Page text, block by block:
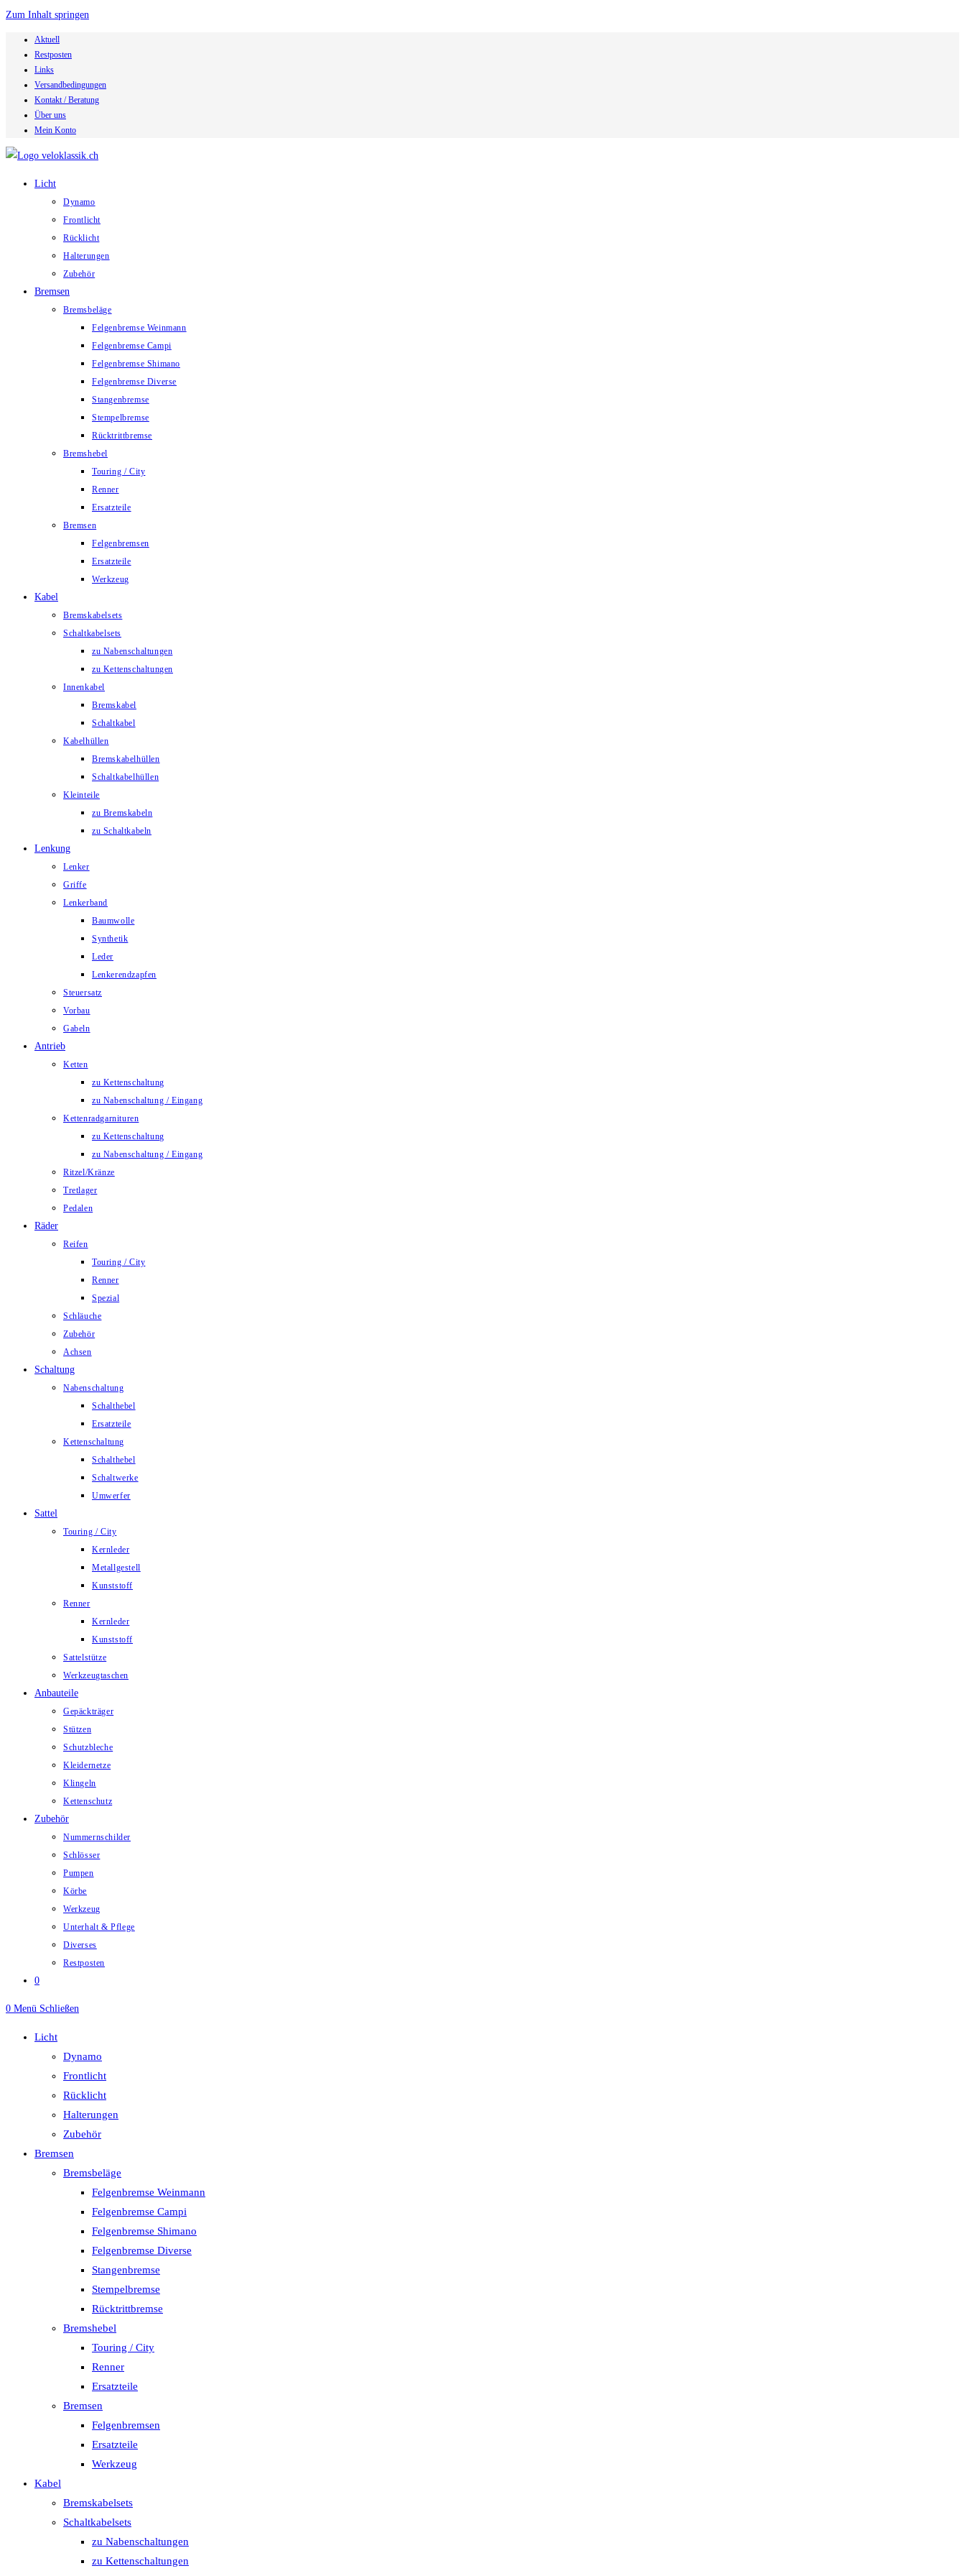
Zum Inhalt springen
Aktuell
Restposten
Links
Versandbedingungen
Kontakt / Beratung
Über uns
Mein Konto
Licht
Dynamo
Frontlicht
Rücklicht
Halterungen
Zubehör
Bremsen
Bremsbeläge
Felgenbremse Weinmann
Felgenbremse Campi
Felgenbremse Shimano
Felgenbremse Diverse
Stangenbremse
Stempelbremse
Rücktrittbremse
Bremshebel
Touring / City
Renner
Ersatzteile
Bremsen
Felgenbremsen
Ersatzteile
Werkzeug
Kabel
Bremskabelsets
Schaltkabelsets
zu Nabenschaltungen
zu Kettenschaltungen
Innenkabel
Bremskabel
Schaltkabel
Kabelhüllen
Bremskabelhüllen
Schaltkabelhüllen
Kleinteile
zu Bremskabeln
zu Schaltkabeln
Lenkung
Lenker
Griffe
Lenkerband
Baumwolle
Synthetik
Leder
Lenkerendzapfen
Steuersatz
Vorbau
Gabeln
Antrieb
Ketten
zu Kettenschaltung
zu Nabenschaltung / Eingang
Kettenradgarnituren
zu Kettenschaltung
zu Nabenschaltung / Eingang
Ritzel/Kränze
Tretlager
Pedalen
Räder
Reifen
Touring / City
Renner
Spezial
Schläuche
Zubehör
Achsen
Schaltung
Nabenschaltung
Schalthebel
Ersatzteile
Kettenschaltung
Schalthebel
Schaltwerke
Umwerfer
Sattel
Touring / City
Kernleder
Metallgestell
Kunststoff
Renner
Kernleder
Kunststoff
Sattelstütze
Werkzeugtaschen
Anbauteile
Gepäckträger
Stützen
Schutzbleche
Kleidernetze
Klingeln
Kettenschutz
Zubehör
Nummernschilder
Schlösser
Pumpen
Körbe
Werkzeug
Unterhalt & Pflege
Diverses
Restposten
0
0 Menü Schließen
Licht
Dynamo
Frontlicht
Rücklicht
Halterungen
Zubehör
Bremsen
Bremsbeläge
Felgenbremse Weinmann
Felgenbremse Campi
Felgenbremse Shimano
Felgenbremse Diverse
Stangenbremse
Stempelbremse
Rücktrittbremse
Bremshebel
Touring / City
Renner
Ersatzteile
Bremsen
Felgenbremsen
Ersatzteile
Werkzeug
Kabel
Bremskabelsets
Schaltkabelsets
zu Nabenschaltungen
zu Kettenschaltungen